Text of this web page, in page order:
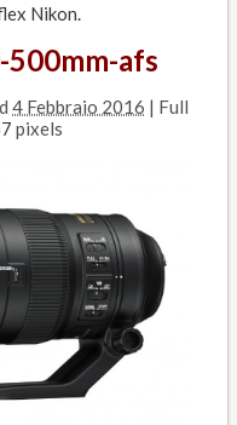
Nikon.
afs
4 Febbraio 2016 | Full
pixels